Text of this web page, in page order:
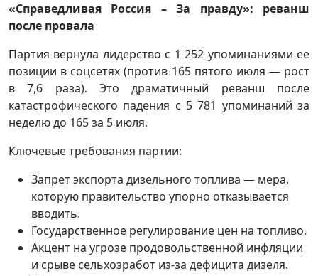
«Справедливая Россия – За правду»: реванш
после провала
Партия вернула лидерство с 1 252 упоминаниями ее
позиции в соцсетях (против 165 пятого июля — рост
в 7,6 раза). Это драматичный реванш после
катастрофического падения с 5 781 упоминаний за
неделю до 165 за 5 июля.
Ключевые требования партии:
Запрет экспорта дизельного топлива — мера,
которую правительство упорно отказывается
вводить.
Государственное регулирование цен на топливо.
Акцент на угрозе продовольственной инфляции
и срыве сельхозработ из-за дефицита дизеля.